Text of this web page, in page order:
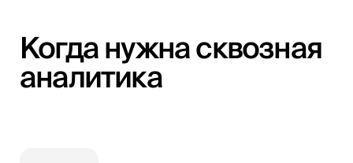
Когда нужна сквозная
аналитика